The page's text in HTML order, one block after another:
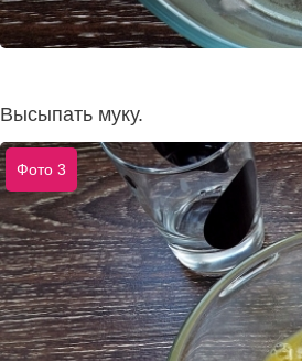
Высыпать муку.
Фото 3